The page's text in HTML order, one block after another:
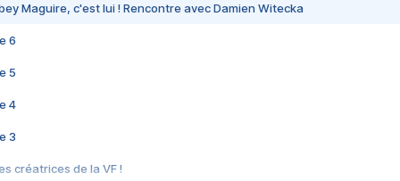
Maguire, c'est lui ! Rencontre avec Damien Witecka
6
5
4
3
créatrices de la VF !